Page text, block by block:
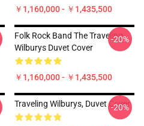
￥1,160,000 - ￥1,435,500
Folk Rock Band The Traveling
Wilburys Duvet Cover
￥1,160,000 - ￥1,435,500
-20%
Traveling Wilburys, Duvet Cover
-20%